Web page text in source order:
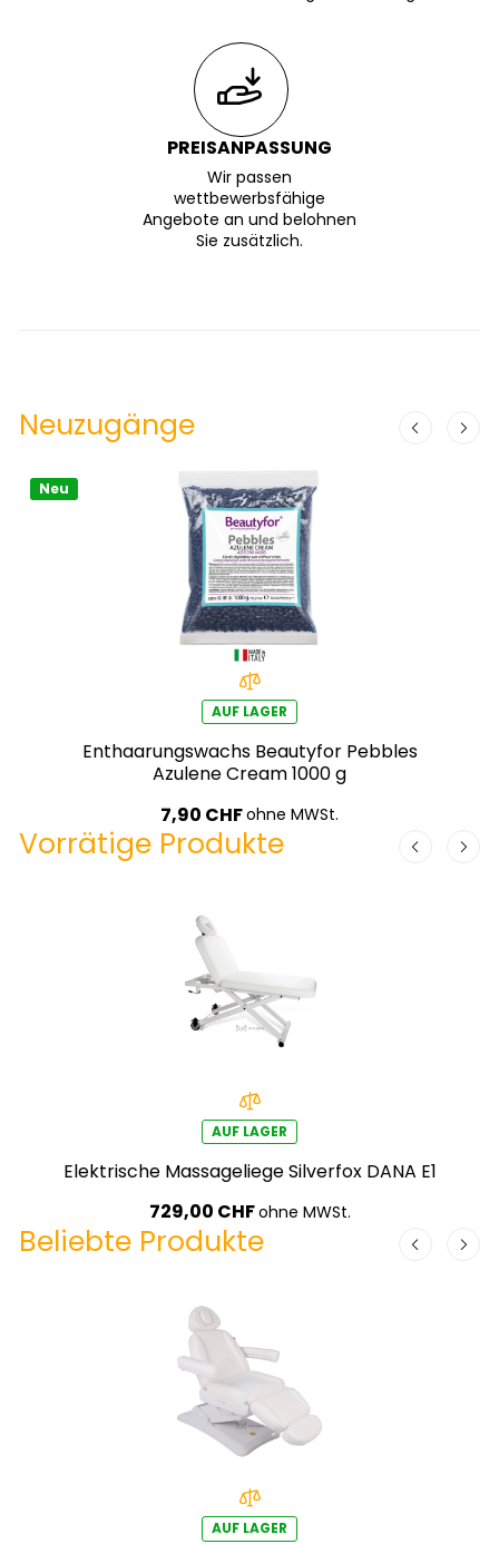
PREISANPASSUNG
Wir passen
wettbewerbsfähige
Angebote an und belohnen
Sie zusätzlich.
Neuzugänge
Neu
AUF LAGER
Enthaarungswachs Beautyfor Pebbles
Azulene Cream 1000 g
7,90 CHFohne MWSt.
Vorrätige Produkte
AUF LAGER
Elektrische Massageliege Silverfox DANA E1
729,00 CHFohne MWSt.
Beliebte Produkte
AUF LAGER